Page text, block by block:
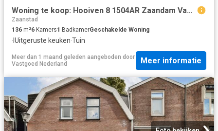
Woning te koop: Hooiven 8 1504AR Zaandam Vastgoed Nederland
Zaanstad
136 m²6 Kamers1 BadkamerGeschakelde Woning
· IUitgeruste keuken·Tuin
Meer dan 1 maand geleden aangeboden door
Vastgoed Nederland
Meer informatie